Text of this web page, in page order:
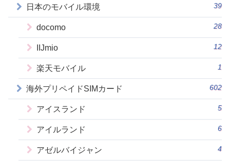
日本のモバイル環境 39
docomo 28
IIJmio 12
楽天モバイル 1
海外プリペイドSIMカード 602
アイスランド 5
アイルランド 6
アゼルバイジャン 4